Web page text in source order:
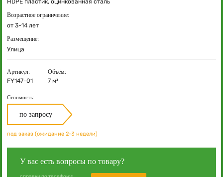
HDPE пластик, оцинкованная сталь
Возрастное ограничение:
от 3-14 лет
Размещение:
Улица
Артикул:
FY147-01
Объём:
7 м³
Стоимость:
по запросу
под заказ (ожидание 2-3 недели)
У вас есть вопросы по товару?